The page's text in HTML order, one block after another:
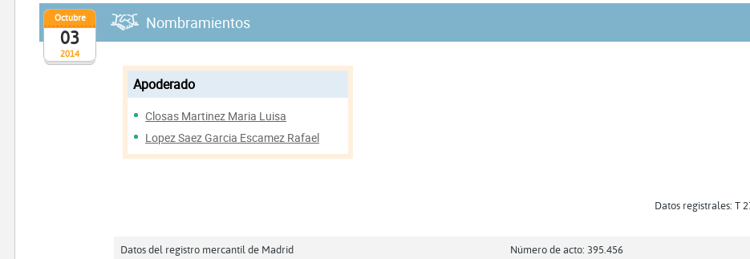
2014
Octubre
03
Nombramientos
Apoderado
Closas Martinez Maria Luisa
Lopez Saez Garcia Escamez Rafael
Datos registrales: T
Datos del registro mercantil de Madrid Número de acto: 395.456